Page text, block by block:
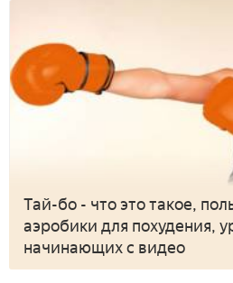
Тай-бо - что это такое,
аэробики для похудения,
начинающих с видео